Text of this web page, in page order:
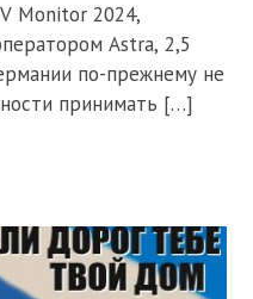
Monitor 2024,
Astra, 2,5
по-прежнему не
принимать […]